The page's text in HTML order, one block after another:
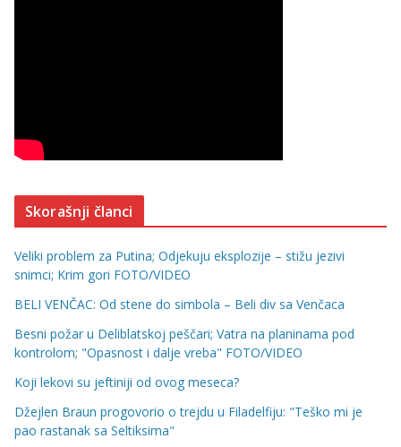
Skorašnji članci
Veliki problem za Putina; Odjekuju eksplozije – stižu jezivi
snimci; Krim gori FOTO/VIDEO
BELI VENČAC: Od stene do simbola – Beli div sa Venčaca
Besni požar u Deliblatskoj peščari; Vatra na planinama pod
kontrolom; "Opasnost i dalje vreba" FOTO/VIDEO
Koji lekovi su jeftiniji od ovog meseca?
Džejlen Braun progovorio o trejdu u Filadelfiju: "Teško mi je
pao rastanak sa Seltiksima"